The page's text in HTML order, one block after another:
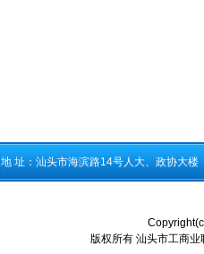
地 址：汕头市海滨路14号人大、政协大楼
版权所有 汕头市工商